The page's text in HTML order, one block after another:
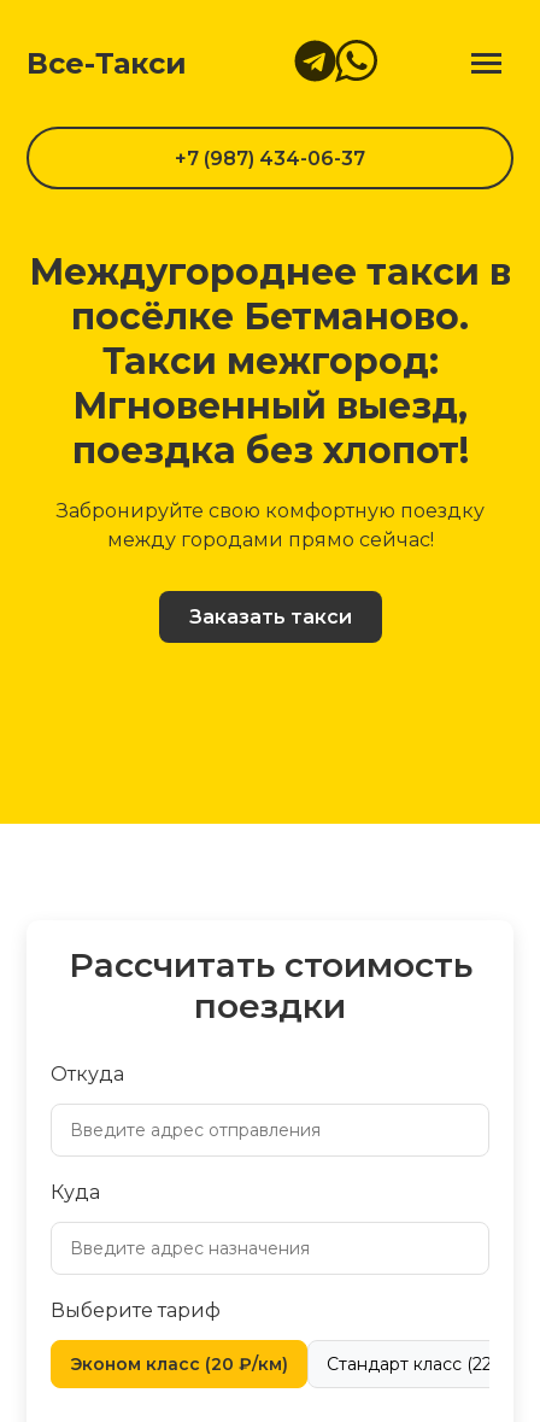
Все-Такси
+7 (987) 434-06-37
Междугороднее такси в
посёлке Бетманово.
Такси межгород:
Мгновенный выезд,
поездка без хлопот!
Забронируйте свою комфортную поездку
между городами прямо сейчас!
Заказать такси
Рассчитать стоимость
поездки
Откуда
Куда
Выберите тариф
Эконом класс (20 ₽/км) Стандарт класс (22 ₽/